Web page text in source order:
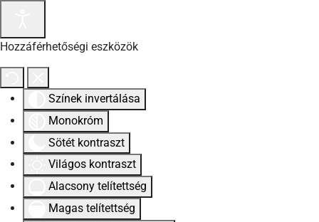
Hozzáférhetőségi eszközök
Színek invertálása
Monokróm
Sötét kontraszt
Világos kontraszt
Alacsony telítettség
Magas telítettség